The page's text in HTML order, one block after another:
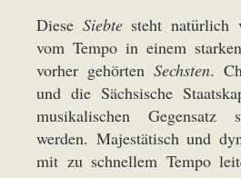
Diese Siebtesteht natürlich
vom Tempo in einem
vorher gehörten Sechsten.
und die Sächsische
musikalischen
werden. Majestätisch und
mit zu schnellem Tempo